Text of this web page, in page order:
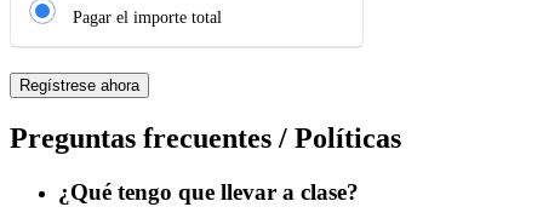
Pagar el importe total
Regístrese ahora
Preguntas frecuentes / Políticas
¿Qué tengo que llevar a clase?